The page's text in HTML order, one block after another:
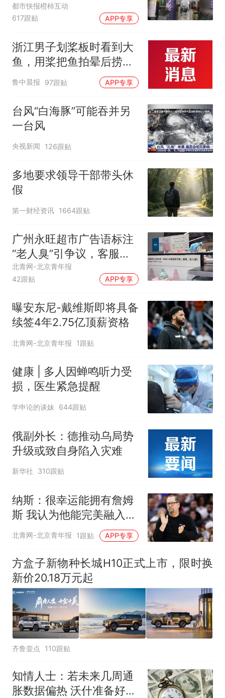
一定要有文化，这句话的
含金量还在持续上升
都市快报橙柿互动
617跟贴
APP专享
浙江男子划桨板时看到大
鱼，用桨把鱼拍晕后捞
起；当事人：鱼重7斤6
两，做成红烧辣子鱼块，
味道很好
鲁中晨报 97跟贴 APP专享
台风“白海豚”可能吞并另
一台风
央视新闻 126跟贴
多地要求领导干部带头休
假
第一财经资讯 1664跟贴
广州永旺超市广告语标注
“老人臭”引争议，客服回
应
北青网-北京青年报
42跟贴
APP专享
曝安东尼-戴维斯即将具备
续签4年2.75亿顶薪资格
北青网-北京青年报 1跟贴
健康 | 多人因蝉鸣听力受
损，医生紧急提醒
学申论的谈妹 644跟贴
俄副外长：德推动乌局势
升级或致自身陷入灾难
新华社 310跟贴
纳斯：很幸运能拥有詹姆
斯 我认为他能完美融入球
队
北青网-北京青年报 1跟贴 APP专享
方盒子新物种长城H10正式上市，限时换
新价20.18万元起
齐鲁壹点 110跟贴
知情人士：若未来几周通
胀数据偏热 沃什准备好加